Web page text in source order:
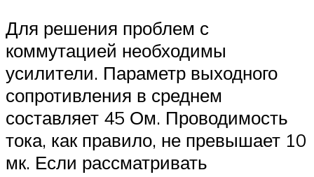
Для решения проблем с
коммутацией необходимы
усилители. Параметр выходного
сопротивления в среднем
составляет 45 Ом. Проводимость
тока, как правило, не превышает 10
мк. Если рассматривать